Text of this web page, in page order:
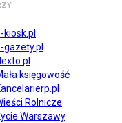
kiosk.pl
gazety.pl
księgowość
Rolnicze
Warszawy